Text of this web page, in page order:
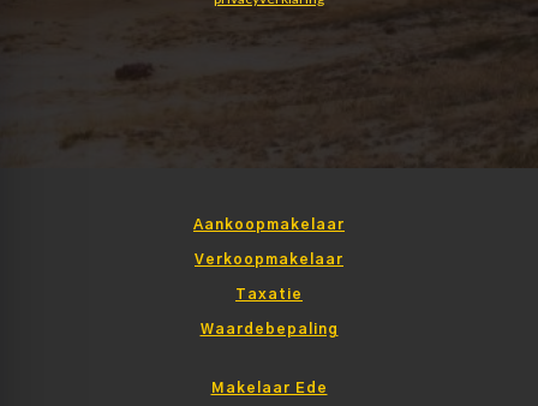
Aankoopmakelaar
Verkoopmakelaar
Taxatie
Waardebepaling
Makelaar Ede